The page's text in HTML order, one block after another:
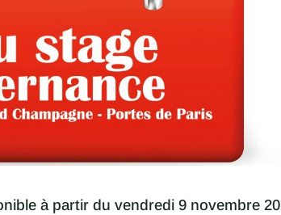
à partir du vendredi 9 novembre